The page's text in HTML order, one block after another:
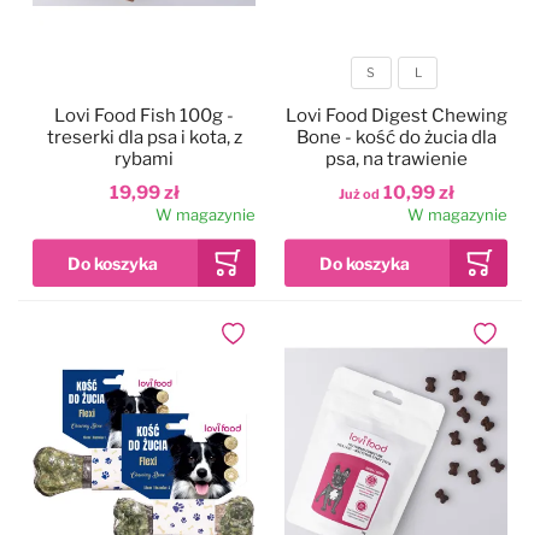
19,99 zł
Lovi Food Fish 100g -
treserki dla psa i kota, z
rybami
W magazynie
Rozmiar
S L
Już od 10,99 zł
Lovi Food Digest Chewing
Bone - kość do żucia dla
psa, na trawienie
W magazynie
Dodaj do ulubionych Dodaj